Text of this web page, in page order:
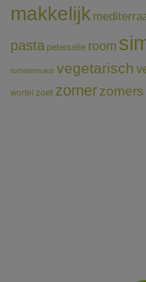
makkelijk
pasta peterselie room
tomatensaus vegetarisch
wortel zoet zomerzomers